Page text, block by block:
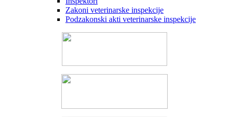
Zakoni veterinarske inspekcije
Podzakonski akti veterinarske inspekcije